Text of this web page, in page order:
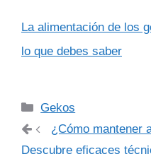
La alimentación de los
lo que debes saber
Categorías
Gekos
¿Cómo mantener
Descubre eficaces